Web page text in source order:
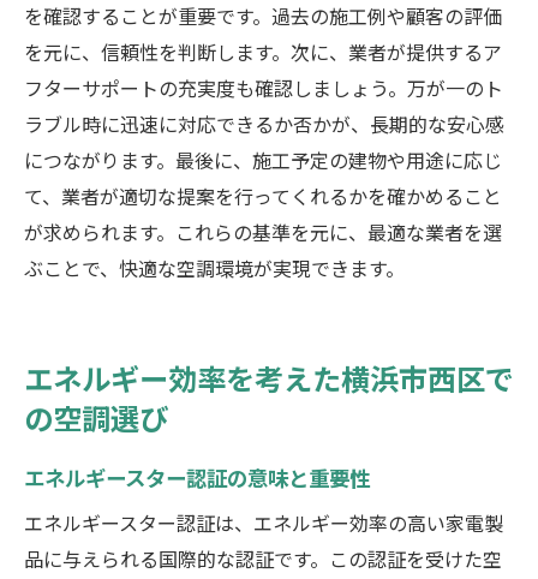
を確認することが重要です。過去の施工例や顧客の評価
を元に、信頼性を判断します。次に、業者が提供するア
フターサポートの充実度も確認しましょう。万が一のト
ラブル時に迅速に対応できるか否かが、長期的な安心感
につながります。最後に、施工予定の建物や用途に応じ
て、業者が適切な提案を行ってくれるかを確かめること
が求められます。これらの基準を元に、最適な業者を選
ぶことで、快適な空調環境が実現できます。
エネルギー効率を考えた横浜市西区で
の空調選び
エネルギースター認証の意味と重要性
エネルギースター認証は、エネルギー効率の高い家電製
品に与えられる国際的な認証です。この認証を受けた空